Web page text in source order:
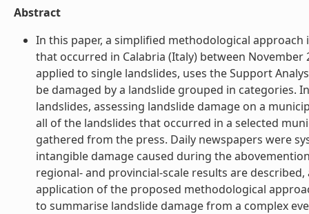
Abstract
In this paper, a simplified methodological
that occurred in Calabria (Italy) between November
applied to single landslides, uses the Support
be damaged by a landslide grouped in categories.
landslides, assessing landslide damage on a
all of the landslides that occurred in a selected
gathered from the press. Daily newspapers were
intangible damage caused during the
regional- and provincial-scale results are
application of the proposed methodological
to summarise landslide damage from a complex